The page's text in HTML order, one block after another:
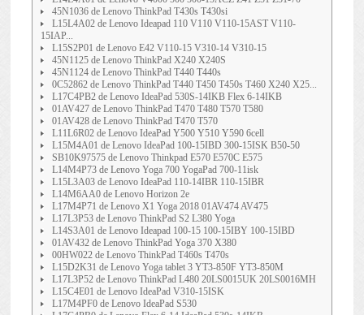
45N1036 de Lenovo ThinkPad T430s T430si
L15L4A02 de Lenovo Ideapad 110 V110 V110-15AST V110-
15IAP...
L15S2P01 de Lenovo E42 V110-15 V310-14 V310-15
45N1125 de Lenovo ThinkPad X240 X240S
45N1124 de Lenovo ThinkPad T440 T440s
0C52862 de Lenovo ThinkPad T440 T450 T450s T460 X240 X25...
L17C4PB2 de Lenovo IdeaPad 530S-14IKB Flex 6-14IKB
01AV427 de Lenovo ThinkPad T470 T480 T570 T580
01AV428 de Lenovo ThinkPad T470 T570
L11L6R02 de Lenovo IdeaPad Y500 Y510 Y590 6cell
L15M4A01 de Lenovo IdeaPad 100-15IBD 300-15ISK B50-50
SB10K97575 de Lenovo Thinkpad E570 E570C E575
L14M4P73 de Lenovo Yoga 700 YogaPad 700-11isk
L15L3A03 de Lenovo IdeaPad 110-14IBR 110-15IBR
L14M6AA0 de Lenovo Horizon 2e
L17M4P71 de Lenovo X1 Yoga 2018 01AV474 AV475
L17L3P53 de Lenovo ThinkPad S2 L380 Yoga
L14S3A01 de Lenovo Ideapad 100-15 100-15IBY 100-15IBD
01AV432 de Lenovo ThinkPad Yoga 370 X380
00HW022 de Lenovo ThinkPad T460s T470s
L15D2K31 de Lenovo Yoga tablet 3 YT3-850F YT3-850M
L17L3P52 de Lenovo ThinkPad L480 20LS0015UK 20LS0016MH
L15C4E01 de Lenovo IdeaPad V310-15ISK
L17M4PF0 de Lenovo IdeaPad S530